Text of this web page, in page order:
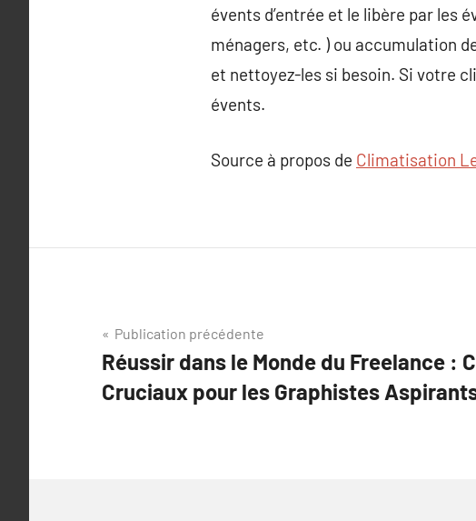
évents d’entrée et le libère par les
ménagers, etc. ) ou accumulation
et nettoyez-les si besoin. Si votre
évents.
Source à propos de Climatisation
Navigation
de
l’article
Publication précédente
Réussir dans le Monde du Freelance :
Cruciaux pour les Graphistes